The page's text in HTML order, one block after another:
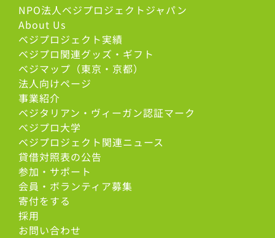
NPO法人ベジプロジェクトジャパン
About Us
ベジプロジェクト実績
ベジプロ関連グッズ・ギフト
ベジマップ（東京・京都）
法人向けページ
事業紹介
ベジタリアン・ヴィーガン認証マーク
べジプロ大学
ベジプロジェクト関連ニュース
貸借対照表の公告
参加・サポート
会員・ボランティア募集
寄付をする
採用
お問い合わせ